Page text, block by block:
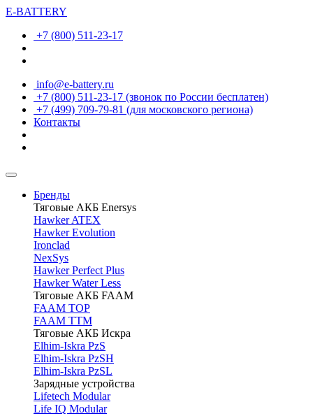
E-BATTERY
+7 (800) 511-23-17
info@e-battery.ru
+7 (800) 511-23-17 (звонок по России бесплатен)
+7 (499) 709-79-81 (для московского региона)
Контакты
Бренды
Тяговые АКБ Enersys
Hawker ATEX
Hawker Evolution
Ironclad
NexSys
Hawker Perfect Plus
Hawker Water Less
Тяговые АКБ FAAM
FAAM TOP
FAAM TTM
Тяговые АКБ Искра
Elhim-Iskra PzS
Elhim-Iskra PzSH
Elhim-Iskra PzSL
Зарядные устройства
Lifetech Modular
Life IQ Modular